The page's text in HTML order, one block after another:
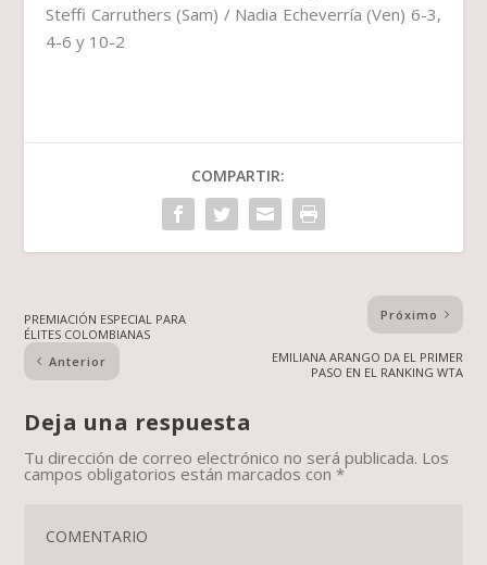
Steffi Carruthers (Sam) / Nadia Echeverría (Ven) 6-3,
4-6 y 10-2
COMPARTIR:
PREMIACIÓN ESPECIAL PARA
ÉLITES COLOMBIANAS
Anterior
Próximo
EMILIANA ARANGO DA EL PRIMER
PASO EN EL RANKING WTA
Deja una respuesta
Tu dirección de correo electrónico no será publicada. Los
campos obligatorios están marcados con*